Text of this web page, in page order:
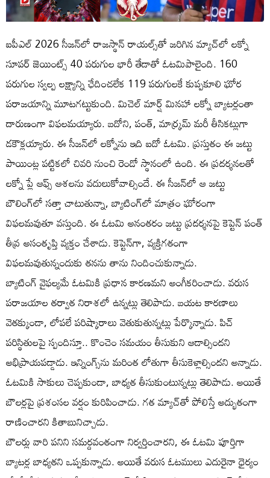
ఐపీఎల్ 2026 సీజన్‌లో రాజస్థాన్ రాయల్స్‌తో జరిగిన మ్యాచ్‌లో లక్నో
సూపర్ జెయింట్స్ 40 పరుగుల భారీ తేడాతో ఓటమిపాలైంది. 160
పరుగుల స్వల్ప లక్ష్యాన్ని ఛేదించలేక 119 పరుగులకే కుప్పకూలి ఘోర
పరాజయాన్ని మూటగట్టుకుంది. మిచెల్‌ మార్ష్‌ మినహా లక్నో బ్యాటర్లంతా
దారుణంగా విఫలమయ్యారు. బదోని, పంత్‌, మార్క్రమ్‌ మరీ తీసికట్లుగా
డకౌక్లయ్యారు. ఈ సీజన్‌లో లక్నోను ఇది ఐదో ఓటమి. ప్రస్తుతం ఈ జట్టు
పాయింట్ల పట్టికలో చివరి నుంచి రెండో స్థానంలో ఉంది. ఈ ప్రదర్శనలతో
లక్నో ప్లే ఆఫ్స్‌ ఆశలను వదులుకోవాల్సిందే. ఈ సీజన్‌లో ఆ జట్టు
బౌలింగ్‌లో సత్తా చాటుతున్నా, బ్యాటింగ్‌లో మాత్రం ఘోరంగా
విఫలమవుతూ వస్తుంది. ఈ ఓటమి అనంతరం జట్టు ప్రదర్శనపై కెప్టెన్‌ పంత్‌
తీవ్ర అసంతృప్తి వ్యక్తం చేశాడు. కెప్టెన్‌గా, వ్యక్తిగతంగా
విఫలమవుతున్నందుకు తనను తాను నిందించుకున్నాడు.
బ్యాటింగ్ వైఫల్యమే ఓటమికి ప్రధాన కారణమని అంగీకరించాడు. వరుస
పరాజయాల తర్వాత నిరాశలో ఉన్నట్లు తెలిపాడు. బయట కారణాలు
వెతక్కుండా, లోపలే పరిష్కారాలు వెతుకుతున్నట్లు పేర్కొన్నాడు. పిచ్
పరిస్థితులపై స్పందిస్తూ.. కొంచెం సమయం తీసుకుని ఆడాల్సిందని
అభిప్రాయపడ్డాడు. ఇన్నింగ్స్‌ను మరింత లోతుగా తీసుకెళ్లాల్సిందని అన్నాడు.
ఓటమికి సాకులు చెప్పకుండా, బాధ్యత తీసుకుంటున్నట్లు తెలిపాడు. అయితే
బౌలర్లపై ప్రశంసల వర్షం​ కురిపించాడు. గత మ్యాచ్‌తో పోలిస్తే అద్భుతంగా
రాణించారని కితాబునిచ్చాడు.
బౌలర్లు వారి పనిని సమర్దవంతంగా నిర్వర్తించారని, ఈ ఓటమి పూర్తిగా
బ్యాటర్ల బాధ్యతని ఒప్పకున్నాడు. అయితే వరుస ఓటములు ఎదురైనా ధైర్యం